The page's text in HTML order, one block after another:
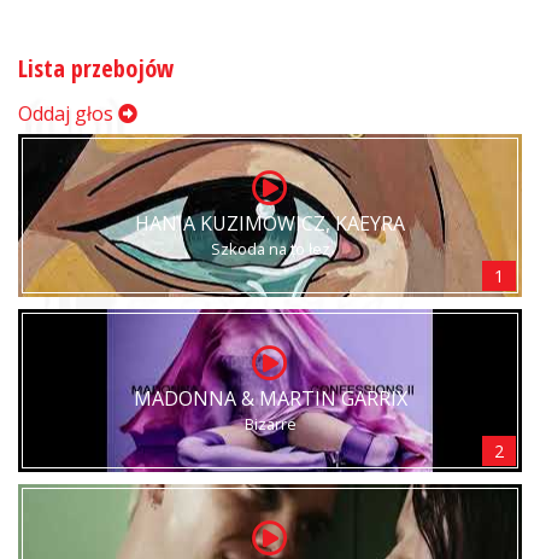
Lista przebojów
Oddaj głos
HANIA KUZIMOWICZ, KAEYRA
Szkoda na to łez
1
MADONNA & MARTIN GARRIX
Bizarre
2